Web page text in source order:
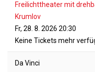
Freilichttheater mit
Krumlov
Fr, 28. 8. 2026 20:30
Keine Tickets mehr
Da Vinci